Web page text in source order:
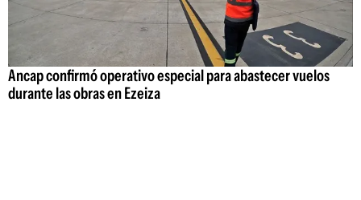
Ancap confirmó operativo especial para abastecer vuelos
durante las obras en Ezeiza